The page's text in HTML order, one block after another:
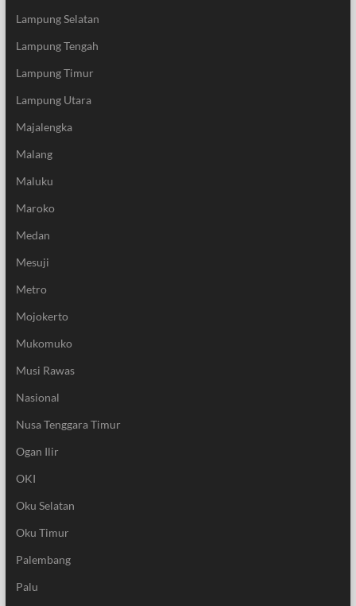
Lampung Selatan
Lampung Tengah
Lampung Timur
Lampung Utara
Majalengka
Malang
Maluku
Maroko
Medan
Mesuji
Metro
Mojokerto
Mukomuko
Musi Rawas
Nasional
Nusa Tenggara Timur
Ogan Ilir
OKI
Oku Selatan
Oku Timur
Palembang
Palu